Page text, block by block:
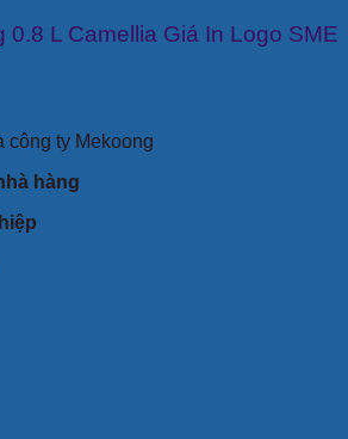
0.8 L Camellia Giá In Logo SME
công ty Mekoong
hàng